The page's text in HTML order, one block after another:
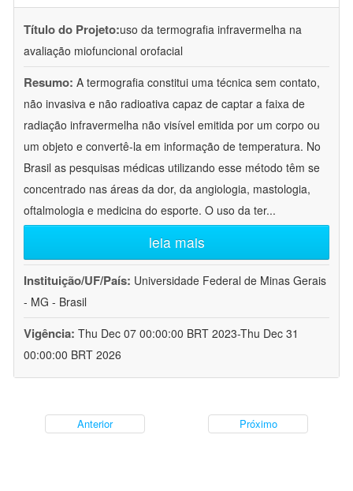
Título do Projeto:uso da termografia infravermelha na
avaliação miofuncional orofacial
Resumo: A termografia constitui uma técnica sem contato,
não invasiva e não radioativa capaz de captar a faixa de
radiação infravermelha não visível emitida por um corpo ou
um objeto e convertê-la em informação de temperatura. No
Brasil as pesquisas médicas utilizando esse método têm se
concentrado nas áreas da dor, da angiologia, mastologia,
oftalmologia e medicina do esporte. O uso da ter...
leia mais
Instituição/UF/País: Universidade Federal de Minas Gerais
- MG - Brasil
Vigência: Thu Dec 07 00:00:00 BRT 2023-Thu Dec 31
00:00:00 BRT 2026
Anterior Próximo